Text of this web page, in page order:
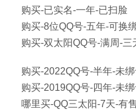
购买-已实名-一年-已扫脸
购买-8位QQ号-五年-可换
购买-双太阳QQ号-满周-三
购买-2022QQ号-半年-未
购买-2019QQ号-四年-未
哪里买-QQ三太阳-7天-有